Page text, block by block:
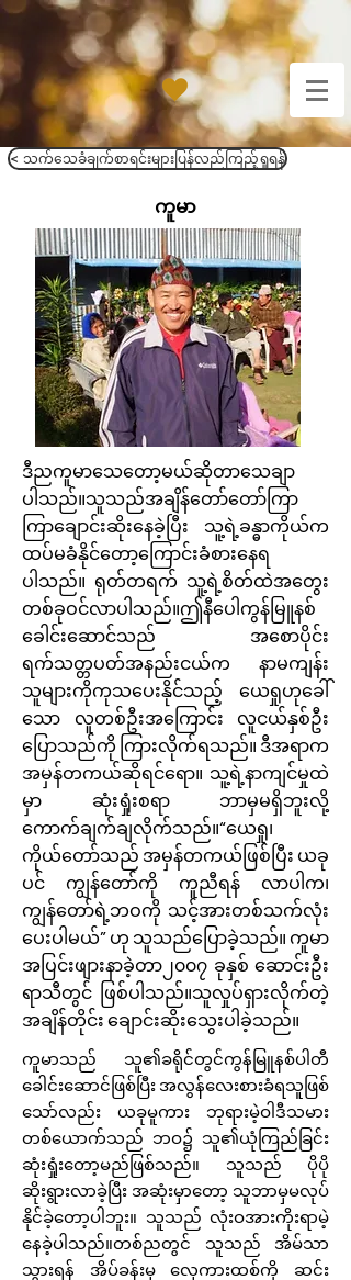
< သက်သေခံချက်စာရင်းများပြန်လည်ကြည့်ရှုရန်
ကူမာ
ဒီညကူမာသေတော့မယ်ဆိုတာသေချာ
ပါသည်။သူသည်အချိန်တော်တော်ကြာ
ကြာချောင်းဆိုးနေခဲ့ပြီး သူ့ရဲ့ခန္ဓာကိုယ်က
ထပ်မခံနိုင်တော့ကြောင်းခံစားနေရ
ပါသည်။ ရုတ်တရက် သူ့ရဲ့စိတ်ထဲအတွေး
တစ်ခုဝင်လာပါသည်။ဤနီပေါကွန်မြူနစ်
ခေါင်းဆောင်သည် အစောပိုင်း
ရက်သတ္တပတ်အနည်းငယ်က နာမကျန်း
သူများကိုကုသပေးနိုင်သည့် ယေရှုဟုခေါ်
သော လူတစ်ဦးအကြောင်း လူငယ်နှစ်ဦး
ပြောသည်ကို ကြားလိုက်ရသည်။ ဒီအရာက
အမှန်တကယ်ဆိုရင်ရော။ သူ့ရဲ့နာကျင်မှုထဲ
မှာ ဆုံးရှုံးစရာ ဘာမှမရှိဘူးလို့
ကောက်ချက်ချလိုက်သည်။“ယေရှု၊
ကိုယ်တော်သည် အမှန်တကယ်ဖြစ်ပြီး ယခု
ပင် ကျွန်တော်ကို ကူညီရန် လာပါက၊
ကျွန်တော်ရဲ့ဘဝကို သင့်အားတစ်သက်လုံး
ပေးပါမယ်” ဟု သူသည်ပြောခဲ့သည်။ ကူမာ
အပြင်းဖျားနာခဲ့တာ၂၀၀၇ ခုနှစ် ဆောင်းဦး
ရာသီတွင် ဖြစ်ပါသည်။သူလှုပ်ရှားလိုက်တဲ့
အချိန်တိုင်း ချောင်းဆိုးသွေးပါခဲ့သည်။
ကူမာသည် သူ၏ခရိုင်တွင်ကွန်မြူနစ်ပါတီ
ခေါင်းဆောင်ဖြစ်ပြီး အလွန်လေးစားခံရသူဖြစ်
သော်လည်း ယခုမူကား ဘုရားမဲ့ဝါဒီသမား
တစ်ယောက်သည် ဘဝ၌ သူ၏ယုံကြည်ခြင်း
ဆုံးရှုံးတော့မည်ဖြစ်သည်။ သူသည် ပိုပို
ဆိုးရွားလာခဲ့ပြီး အဆုံးမှာတော့ သူဘာမှမလုပ်
နိုင်ခဲ့တော့ပါဘူး။ သူသည် လုံးဝအားကိုးရာမဲ့
နေခဲ့ပါသည်။တစ်ညတွင် သူသည် အိမ်သာ
သွားရန် အိပ်ခန်းမှ လှေကားထစ်ကို ဆင်း